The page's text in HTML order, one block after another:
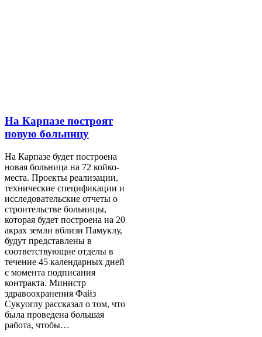
На Карпазе построят
новую больницу
На Карпазе будет построена
новая больница на 72 койко-
места. Проекты реализации,
технические спецификации и
исследовательские отчеты о
строительстве больницы,
которая будет построена на 20
акрах земли вблизи Памуклу,
будут представлены в
соответствующие отделы в
течение 45 календарных дней
с момента подписания
контракта. Министр
здравоохранения Файз
Сукуоглу рассказал о том, что
была проведена большая
работа, чтобы…